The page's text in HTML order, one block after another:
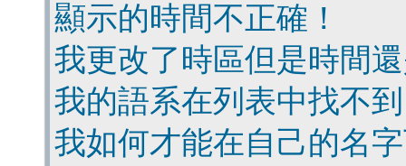
顯示的時間不正確！
我更改了時區但是時間
我的語系在列表中找不
我如何才能在自己的名